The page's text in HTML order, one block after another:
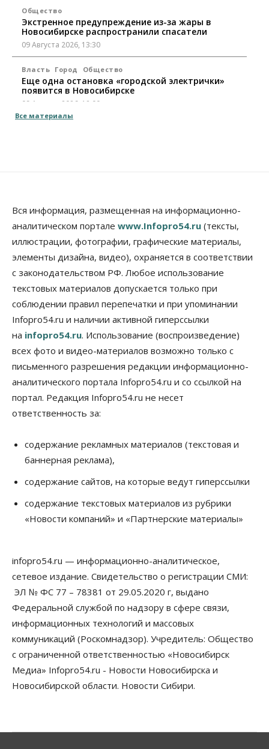
Общество
Экстренное предупреждение из-за жары в
Новосибирске распространили спасатели
09 Августа 2026, 13:30
Власть Город Общество
Еще одна остановка «городской электрички»
появится в Новосибирске
09 Августа 2026, 12:00
новосибирской сети СТО пояснил кому можно
заливать бензин Евро‑2
09 Августа 2026, 10:00
Бизнес Общество
Работодатели Новосибирска заявили в центры
занятости почти 32 тысячи вакансий
09 Августа 2026, 09:00
Бизнес
Спрос на машино-места в
Новосибирской области вырос в полтора раза
08 Августа 2026, 18:00
К современному юридическому образованию в
России возникает много вопросов
Новосибирские вузы опубликовали
приказы о зачислении на бюджетные места
08 Августа 2026, 16:00
Искусственный интеллект впервые выписал
штраф за борщевик
08 Августа 2026, 15:00
Продажи подержанных электромобилей в
Новосибирской области растут второй месяц
08 Августа 2026, 13:00
Бизнес Общество
Детские центры Новосибирска
перегибают с «педагогикой успеха», считает
психолог
08 Августа 2026, 11:00
Бизнес Общество
Союз продавцов маркетплейсов
Все материалы
Вся информация, размещенная на информационно-
аналитическом портале www.Infopro54.ru (тексты,
иллюстрации, фотографии, графические материалы,
элементы дизайна, видео), охраняется в соответствии
с законодательством РФ. Любое использование
текстовых материалов допускается только при
соблюдении правил перепечатки и при упоминании
Infopro54.ru и наличии активной гиперссылки
на infopro54.ru. Использование (воспроизведение)
всех фото и видео-материалов возможно только с
письменного разрешения редакции информационно-
аналитического портала Infopro54.ru и со ссылкой на
портал. Редакция Infopro54.ru не несет
ответственность за:
содержание рекламных материалов (текстовая и
баннерная реклама),
содержание сайтов, на которые ведут гиперссылки
содержание текстовых материалов из рубрики
«Новости компаний» и «Партнерские материалы»
infopro54.ru — информационно-аналитическое,
сетевое издание. Свидетельство о регистрации СМИ:
ЭЛ № ФС 77 – 78381 от 29.05.2020 г, выдано
Федеральной службой по надзору в сфере связи,
информационных технологий и массовых
коммуникаций (Роскомнадзор). Учредитель: Общество
с ограниченной ответственностью «Новосибирск
Медиа» Infopro54.ru - Новости Новосибирска и
Новосибирской области. Новости Сибири.